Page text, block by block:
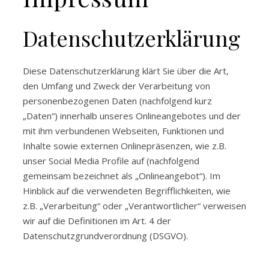
Datenschutzerklärung
Diese Datenschutzerklärung klärt Sie über die Art,
den Umfang und Zweck der Verarbeitung von
personenbezogenen Daten (nachfolgend kurz
„Daten“) innerhalb unseres Onlineangebotes und der
mit ihm verbundenen Webseiten, Funktionen und
Inhalte sowie externen Onlinepräsenzen, wie z.B.
unser Social Media Profile auf (nachfolgend
gemeinsam bezeichnet als „Onlineangebot“). Im
Hinblick auf die verwendeten Begrifflichkeiten, wie
z.B. „Verarbeitung“ oder „Verantwortlicher“ verweisen
wir auf die Definitionen im Art. 4 der
Datenschutzgrundverordnung (DSGVO).